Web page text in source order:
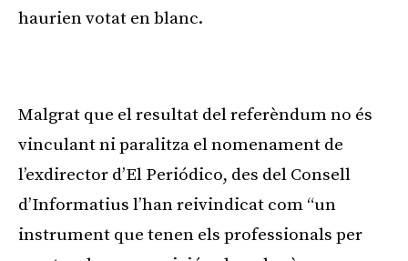
haurien votat en blanc.
Malgrat que el resultat del referèndum no és
vinculant ni paralitza el nomenament de
l’exdirector d’El Periódico, des del Consell
d’Informatius l’han reivindicat com “un
instrument que tenen els professionals per